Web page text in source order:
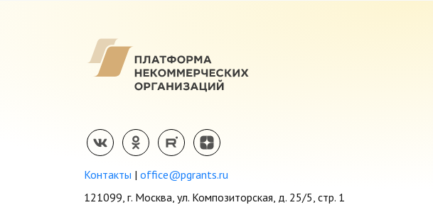
Контакты | office@pgrants.ru
121099, г. Москва, ул. Композиторская, д. 25/5, стр. 1